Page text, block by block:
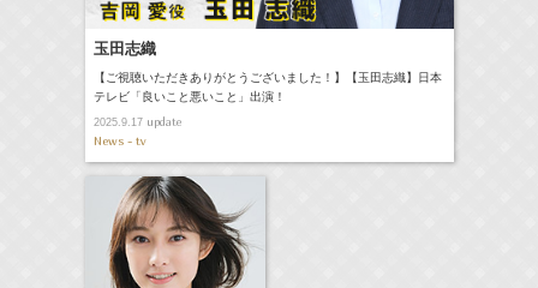
玉田志織
【ご視聴いただきありがとうございました！】【玉田志織】日本
テレビ「良いこと悪いこと」出演！
2025.9.17update
News - tv